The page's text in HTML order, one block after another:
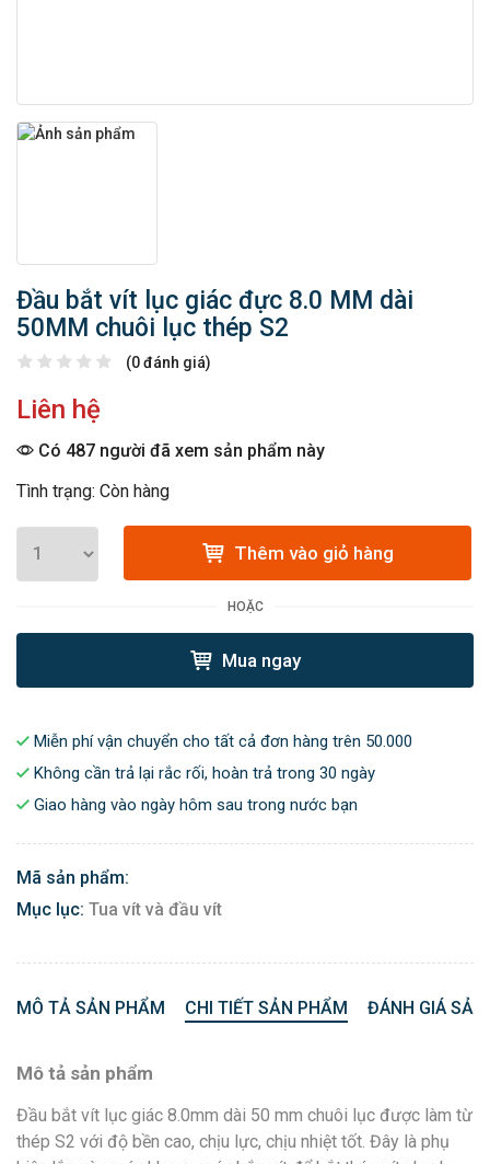
Đầu bắt vít lục giác đực 8.0 MM dài
50MM chuôi lục thép S2
(0 đánh giá)
Liên hệ
Có 487 người đã xem sản phẩm này
Tình trạng: Còn hàng
Thêm vào giỏ hàng
HOẶC
Mua ngay
Miễn phí vận chuyển cho tất cả đơn hàng trên 50.000
Không cần trả lại rắc rối, hoàn trả trong 30 ngày
Giao hàng vào ngày hôm sau trong nước bạn
Mã sản phẩm:
Mục lục: Tua vít và đầu vít
MÔ TẢ SẢN PHẨM CHI TIẾT SẢN PHẨM ĐÁNH GIÁ
Mô tả sản phẩm
Đầu bắt vít lục giác 8.0mm dài 50 mm chuôi lục được làm từ
thép S2 với độ bền cao, chịu lực, chịu nhiệt tốt. Đây là phụ